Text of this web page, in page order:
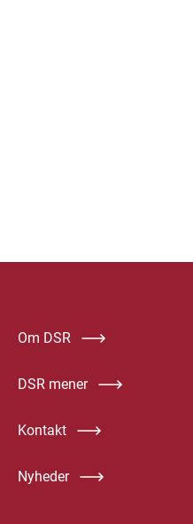
Om DSR
DSR mener
Kontakt
Nyheder